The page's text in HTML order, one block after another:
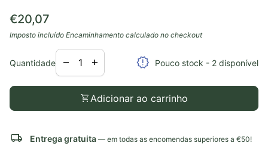
Preço normal
€20,07
Imposto incluído Encaminhamento calculado no checkout
Quantidade
Diminuir a quantidade para
remove
Aumentar a quantidade para
add release_alert Pouco stock - 2 disponível
shopping_cartAdicionar ao carrinho
local_shipping Entrega gratuita — em todas as encomendas superiores a €50!